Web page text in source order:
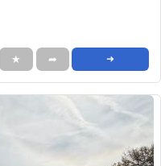
★ ➦ ➜